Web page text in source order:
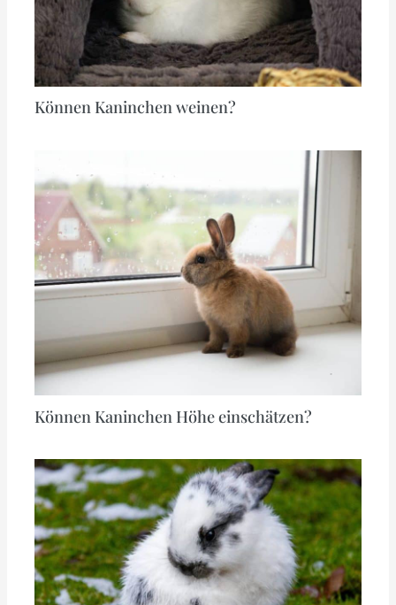
Können Kaninchen weinen?
Können Kaninchen Höhe einschätzen?